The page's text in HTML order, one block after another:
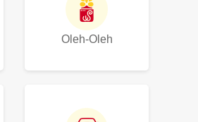
Oleh-Oleh